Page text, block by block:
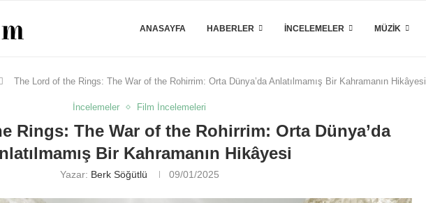
ANASAYFA HABERLER İNCELEMELER MÜZIK
The Lord of the Rings: The War of the Rohirrim: Orta Dünya’da Anlatılmamış Bir Kahramanın Hikâyesi
İncelemeler Film İncelemeleri
Rings: The War of the Rohirrim: Orta Dünya’da
Bir Kahramanın Hikâyesi
Yazar: Berk Söğütlü 09/01/2025